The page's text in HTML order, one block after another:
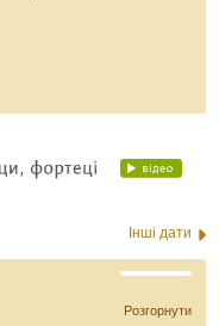
Інші дати
Розгорнути